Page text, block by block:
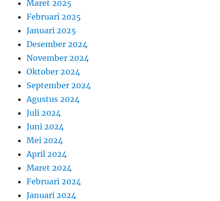
Maret 2025
Februari 2025
Januari 2025
Desember 2024
November 2024
Oktober 2024
September 2024
Agustus 2024
Juli 2024
Juni 2024
Mei 2024
April 2024
Maret 2024
Februari 2024
Januari 2024